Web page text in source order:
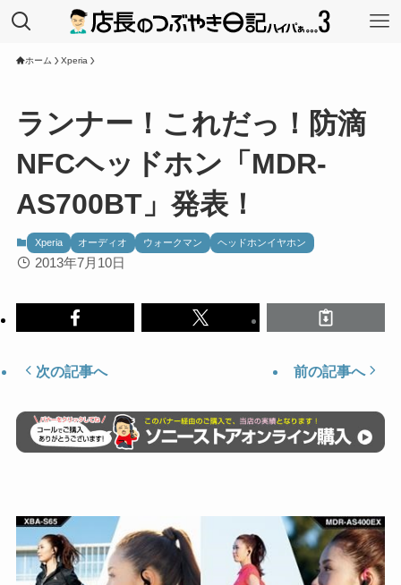
ホーム Xperia
ランナー！これだっ！防滴
NFCヘッドホン「MDR-
AS700BT」発表！
Xperia オーディオ ウォークマン ヘッドホンイヤホン
2013年7月10日
次の記事へ 前の記事へ